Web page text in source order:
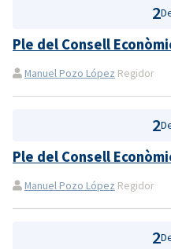
2
Ple del Consell
Manuel Pozo López Regidor
2
Ple del Consell
Manuel Pozo López Regidor
2